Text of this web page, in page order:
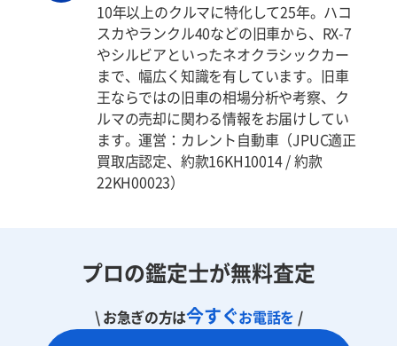
10年以上のクルマに特化して25年。ハコ
スカやランクル40などの旧車から、RX-7
やシルビアといったネオクラシックカー
まで、幅広く知識を有しています。旧車
王ならではの旧車の相場分析や考察、ク
ルマの売却に関わる情報をお届けしてい
ます。運営：カレント自動車（JPUC適正
買取店認定、約款16KH10014 / 約款
22KH00023）
プロの鑑定士が無料査定
\ お急ぎの方は今すぐお電話を /